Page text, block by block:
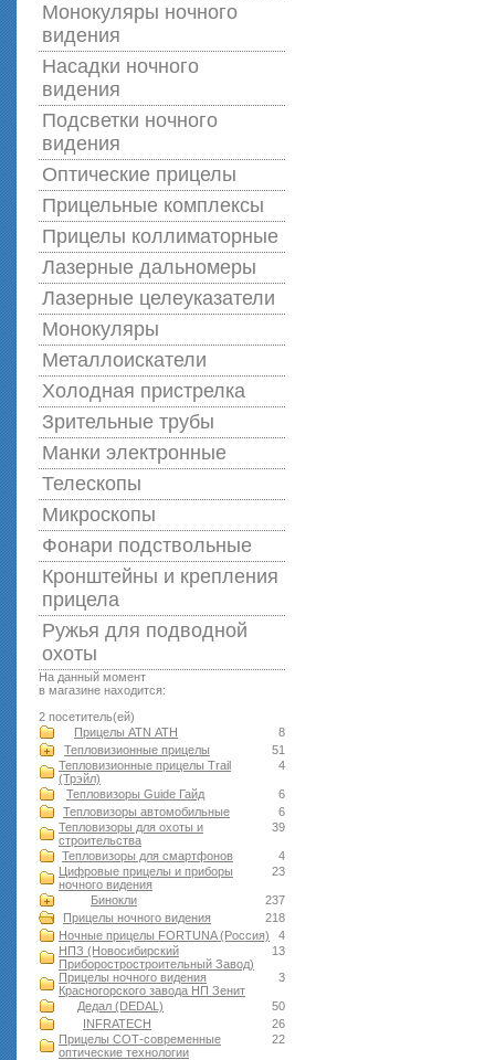
Монокуляры ночного
видения
Насадки ночного
видения
Подсветки ночного
видения
Оптические прицелы
Прицельные комплексы
Прицелы коллиматорные
Лазерные дальномеры
Лазерные целеуказатели
Монокуляры
Металлоискатели
Холодная пристрелка
Зрительные трубы
Манки электронные
Телескопы
Микроскопы
Фонари подствольные
Кронштейны и крепления
прицела
Ружья для подводной
оxоты
На данный момент
в магазине находится:
2 посетитель(ей)
8
Прицелы ATN АТН
51
Тепловизионные прицелы
4
Тепловизионные прицелы Trail
(Трэйл)
6
Тепловизоры Guide Гайд
6
Тепловизоры автомобильные
39
Тепловизоры для охоты и
строительства
4
Тепловизоры для смартфонов
23
Цифровые прицелы и приборы
ночного видения
237
Бинокли
218
Прицелы ночного видения
4
Ночные прицелы FORTUNA (Россия)
13
НПЗ (Новосибирский
Приборостростроительный Завод)
3
Прицелы ночного видения
Красногорского завода НП Зенит
50
Дедал (DEDAL)
26
INFRATECH
22
Прицелы СОТ-современные
оптические технологии